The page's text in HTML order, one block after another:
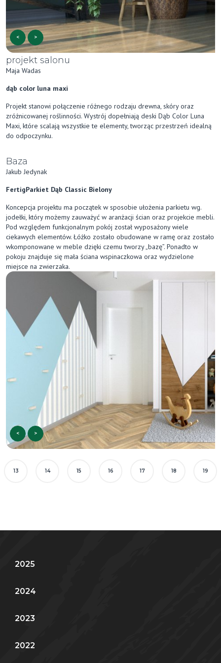
< >
projekt salonu
Maja Wadas
dąb color luna maxi
Projekt stanowi połączenie różnego rodzaju drewna, skóry oraz
zróżnicowanej roślinności. Wystrój dopełniają deski Dąb Color Luna
Maxi, które scalają wszystkie te elementy, tworząc przestrzeń idealną
do odpoczynku.
Baza
Jakub Jedynak
FertigParkiet Dąb Classic Bielony
Koncepcja projektu ma początek w sposobie ułożenia parkietu wg.
jodełki, który możemy zauważyć w aranżacji ścian oraz projekcie mebli.
Pod względem funkcjonalnym pokój został wyposażony wiele
ciekawych elementów. Łóżko zostało obudowane w ramę oraz zostało
wkomponowane w meble dzięki czemu tworzy „bazę”. Ponadto w
pokoju znajduje się mała ściana wspinaczkowa oraz wydzielone
miejsce na zwierzaka.
< >
13 14 15 16 17 18 19
2025
2024
2023
2022